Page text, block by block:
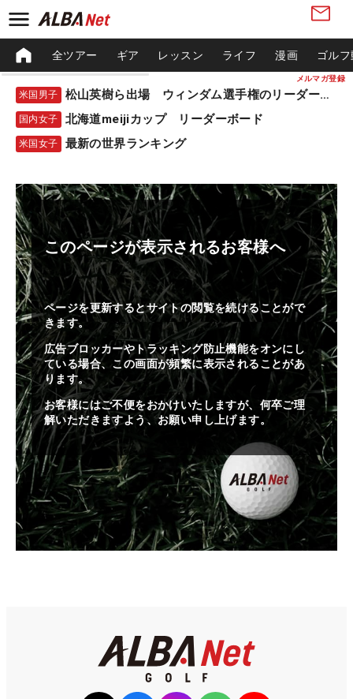
メルマガ登録
全ツアー ギア レッスン ライフ 漫画 ゴル
米国男子 松山英樹ら出場 ウィンダム選手権のリーダーボード
国内女子 北海道meijiカップ リーダーボード
米国女子 最新の世界ランキング
このページが表示されるお客様へ
ページを更新するとサイトの閲覧を続けることがで
きます。
広告ブロッカーやトラッキング防止機能をオンにし
ている場合、この画面が頻繁に表示されることがあ
ります。
お客様にはご不便をおかけいたしますが、何卒ご理
解いただきますよう、お願い申し上げます。